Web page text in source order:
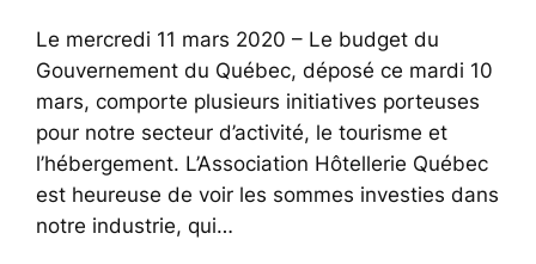
Le mercredi 11 mars 2020 – Le budget du
Gouvernement du Québec, déposé ce mardi 10
mars, comporte plusieurs initiatives porteuses
pour notre secteur d’activité, le tourisme et
l’hébergement. L’Association Hôtellerie Québec
est heureuse de voir les sommes investies dans
notre industrie, qui…